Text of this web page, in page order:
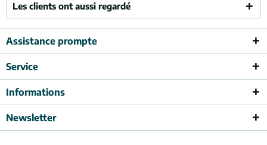
Les clients ont aussi regardé
Assistance prompte
Service
Informations
Newsletter